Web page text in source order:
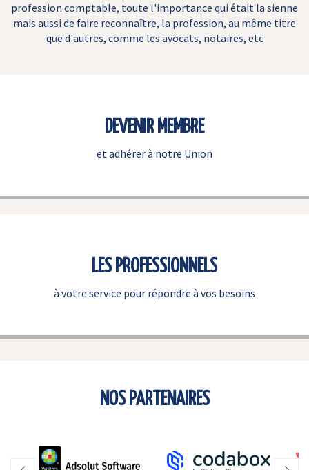
profession comptable, toute l'importance qui était la sienne
mais aussi de faire reconnaître, la profession, au même titre
que d'autres, comme les avocats, notaires, etc
DEVENIR MEMBRE
et adhérer à notre Union
LES PROFESSIONNELS
à votre service pour répondre à vos besoins
NOS PARTENAIRES